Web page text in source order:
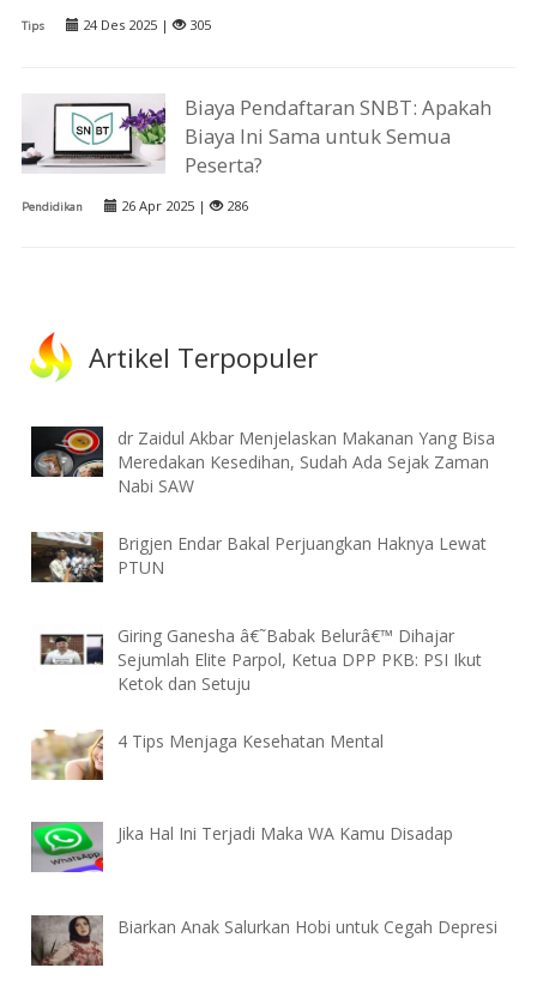
Tips 24 Des 2025 | 305
Biaya Pendaftaran SNBT: Apakah
Biaya Ini Sama untuk Semua
Peserta?
Pendidikan 26 Apr 2025 | 286
Artikel Terpopuler
dr Zaidul Akbar Menjelaskan Makanan Yang Bisa
Meredakan Kesedihan, Sudah Ada Sejak Zaman
Nabi SAW
Brigjen Endar Bakal Perjuangkan Haknya Lewat
PTUN
Giring Ganesha â€˜Babak Belurâ€™ Dihajar
Sejumlah Elite Parpol, Ketua DPP PKB: PSI Ikut
Ketok dan Setuju
4 Tips Menjaga Kesehatan Mental
Jika Hal Ini Terjadi Maka WA Kamu Disadap
Biarkan Anak Salurkan Hobi untuk Cegah Depresi